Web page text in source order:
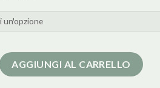
nero quantità
AGGIUNGI AL CARRELLO